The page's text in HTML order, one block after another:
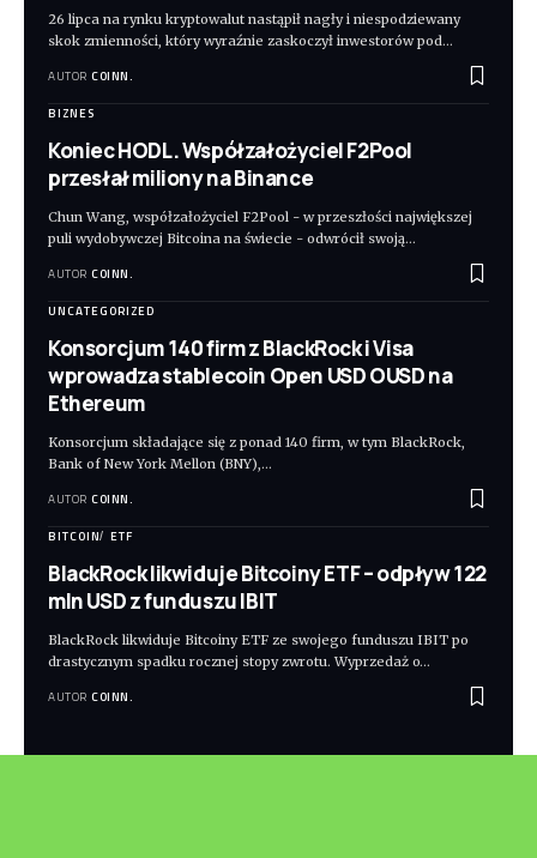
26 lipca na rynku kryptowalut nastąpił nagły i niespodziewany
skok zmienności, który wyraźnie zaskoczył inwestorów pod…
AUTOR COINN.
BIZNES
Koniec HODL. Współzałożyciel F2Pool
przesłał miliony na Binance
Chun Wang, współzałożyciel F2Pool - w przeszłości największej
puli wydobywczej Bitcoina na świecie - odwrócił swoją…
AUTOR COINN.
UNCATEGORIZED
Konsorcjum 140 firm z BlackRock i Visa
wprowadza stablecoin Open USD OUSD na
Ethereum
Konsorcjum składające się z ponad 140 firm, w tym BlackRock,
Bank of New York Mellon (BNY), …
AUTOR COINN.
BITCOIN ETF
BlackRock likwiduje Bitcoiny ETF – odpływ 122
mln USD z funduszu IBIT
BlackRock likwiduje Bitcoiny ETF ze swojego funduszu IBIT po
drastycznym spadku rocznej stopy zwrotu. Wyprzedaż o…
AUTOR COINN.